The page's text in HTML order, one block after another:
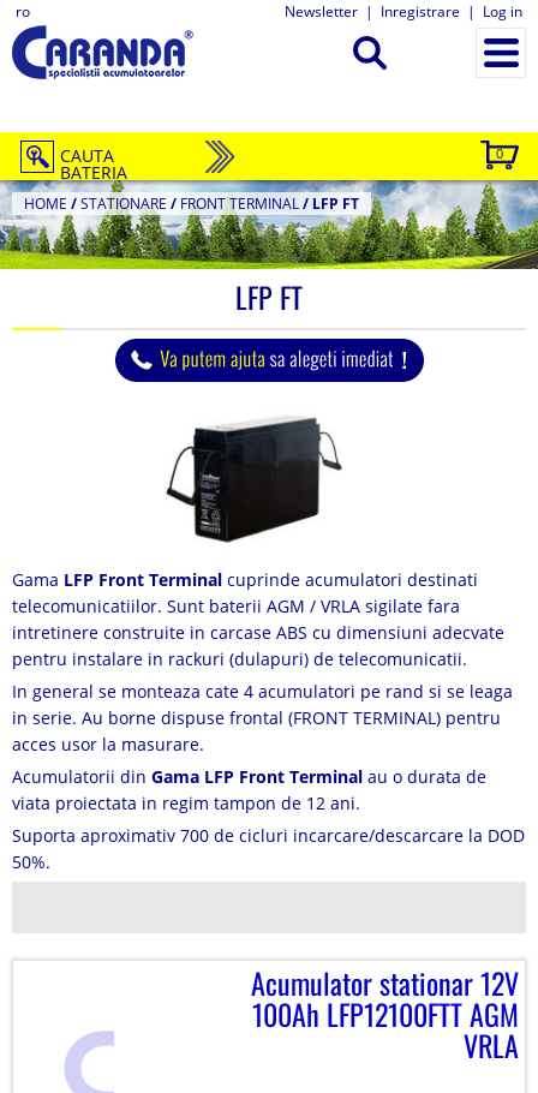
ro Newsletter | Inregistrare | Log in
0
CAUTA
BATERIA
HOME /STATIONARE / FRONT TERMINAL/ LFP FT
LFP FT
Gama LFP Front Terminal cuprinde acumulatori destinati
telecomunicatiilor. Sunt baterii AGM / VRLA sigilate fara
intretinere construite in carcase ABS cu dimensiuni adecvate
pentru instalare in rackuri (dulapuri) de telecomunicatii.
In general se monteaza cate 4 acumulatori pe rand si se leaga
in serie. Au borne dispuse frontal (FRONT TERMINAL) pentru
acces usor la masurare.
Acumulatorii din Gama LFP Front Terminal au o durata de
viata proiectata in regim tampon de 12 ani.
Suporta aproximativ 700 de cicluri incarcare/descarcare la DOD
50%.
Acumulator stationar 12V
100Ah LFP12100FTT AGM
VRLA